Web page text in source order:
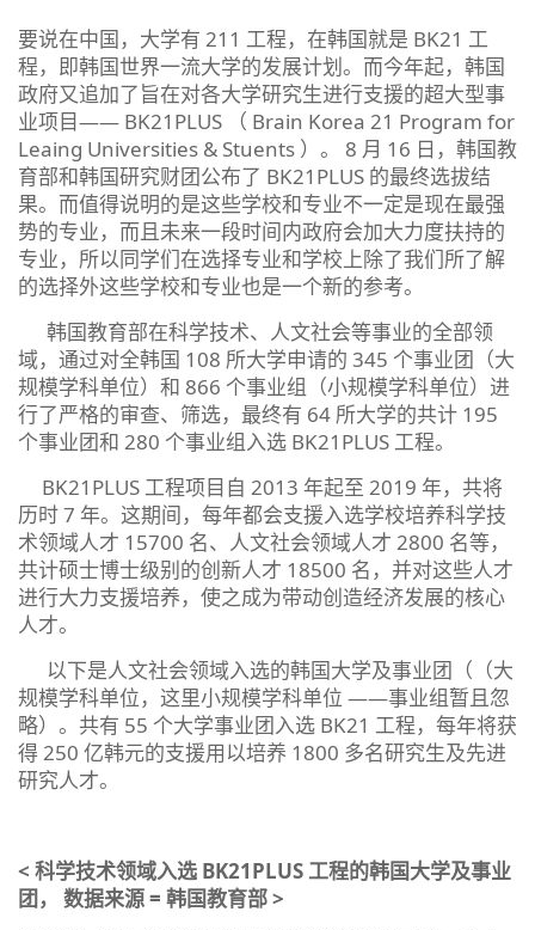
要说在中国，大学有 211 工程，在韩国就是 BK21 工
程，即韩国世界一流大学的发展计划。而今年起，韩国
政府又追加了旨在对各大学研究生进行支援的超大型事
业项目—— BK21PLUS （ Brain Korea 21 Program for
Leaing Universities & Stuents ）。 8 月 16 日，韩国教
育部和韩国研究财团公布了 BK21PLUS 的最终选拔结
果。而值得说明的是这些学校和专业不一定是现在最强
势的专业，而且未来一段时间内政府会加大力度扶持的
专业，所以同学们在选择专业和学校上除了我们所了解
的选择外这些学校和专业也是一个新的参考。
韩国教育部在科学技术、人文社会等事业的全部领
域，通过对全韩国 108 所大学申请的 345 个事业团（大
规模学科单位）和 866 个事业组（小规模学科单位）进
行了严格的审查、筛选，最终有 64 所大学的共计 195
个事业团和 280 个事业组入选 BK21PLUS 工程。
BK21PLUS 工程项目自 2013 年起至 2019 年，共将
历时 7 年。这期间，每年都会支援入选学校培养科学技
术领域人才 15700 名、人文社会领域人才 2800 名等，
共计硕士博士级别的创新人才 18500 名，并对这些人才
进行大力支援培养，使之成为带动创造经济发展的核心
人才。
以下是人文社会领域入选的韩国大学及事业团（（大
规模学科单位，这里小规模学科单位 ——事业组暂且忽
略）。共有 55 个大学事业团入选 BK21 工程，每年将获
得 250 亿韩元的支援用以培养 1800 多名研究生及先进
研究人才。
< 科学技术领域入选 BK21PLUS 工程的韩国大学及事业
团， 数据来源 = 韩国教育部 >